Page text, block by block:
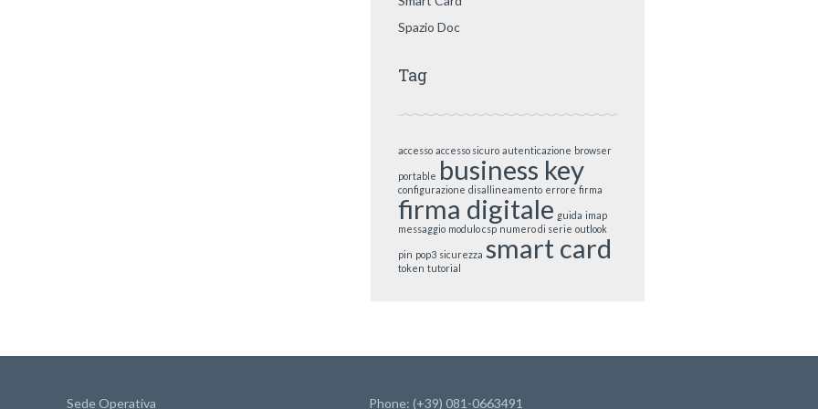
Spazio Doc
Tag
accesso accesso sicuro autenticazione browser
portable business key
configurazione disallineamento errore firma
firma digitale guida imap
messaggio modulo csp numero di serie outlook
pin pop3 sicurezza smart card
token tutorial
Sede Operativa Phone: (+39) 081-0663491